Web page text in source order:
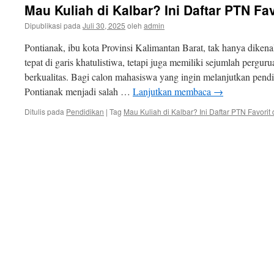
Mau Kuliah di Kalbar? Ini Daftar PTN
Dipublikasi pada Juli 30, 2025 oleh admin
Pontianak, ibu kota Provinsi Kalimantan Barat, tak hanya
tepat di garis khatulistiwa, tetapi juga memiliki sejumlah
berkualitas. Bagi calon mahasiswa yang ingin melanjutkan
Pontianak menjadi salah … Lanjutkan membaca →
Ditulis pada Pendidikan | Tag Mau Kuliah di Kalbar? Ini Daftar PTN Favorit